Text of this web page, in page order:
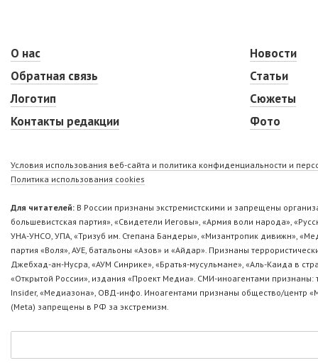
О нас
Обратная связь
Логотип
Контакты редакции
Новости
Статьи
Сюжеты
Фото
Условия использования веб-сайта и политика конфиденциальности и
Политика использования cookies
Для читателей: В России признаны экстремистскими и запрещены
большевистская партия», «Свидетели Иеговы», «Армия воли народа»,
УНА-УНСО, УПА, «Тризуб им. Степана Бандеры», «Мизантропик дивижн»,
партия «Воля», АУЕ, батальоны «Азов» и «Айдар». Признаны
Джебхад-ан-Нусра, «АУМ Синрике», «Братья-мусульмане», «Аль-Каида в
«Открытой России», издания «Проект Медиа». СМИ-иноагентами
Insider, «Медиазона», ОВД-инфо. Иноагентами признаны общество/центр
(Metа) запрещены в РФ за экстремизм.